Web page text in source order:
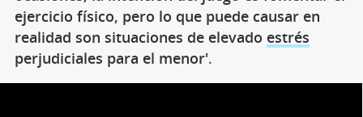
ejercicio físico, pero lo que puede causar en
realidad son situaciones de elevado estrés
perjudiciales para el menor'.